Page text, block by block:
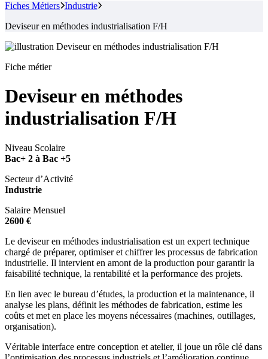
Fiches Métiers Industrie
Deviseur en méthodes industrialisation F/H
Fiche métier
Deviseur en méthodes
industrialisation F/H
Niveau Scolaire
Bac+ 2 à Bac +5
Secteur d’Activité
Industrie
Salaire Mensuel
2600 €
Le deviseur en méthodes industrialisation est un expert technique
chargé de préparer, optimiser et chiffrer les processus de fabrication
industrielle. Il intervient en amont de la production pour garantir la
faisabilité technique, la rentabilité et la performance des projets.
En lien avec le bureau d’études, la production et la maintenance, il
analyse les plans, définit les méthodes de fabrication, estime les
coûts et met en place les moyens nécessaires (machines, outillages,
organisation).
Véritable interface entre conception et atelier, il joue un rôle clé dans